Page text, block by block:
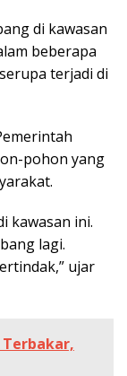
di kawasan
beberapa
terjadi di
pohon yang
kawasan ini.
lagi.
ujar
Terbakar,